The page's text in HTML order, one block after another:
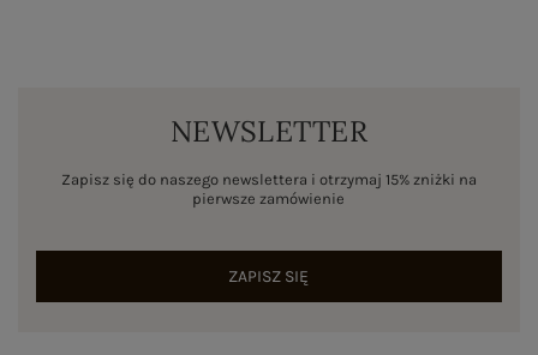
NEWSLETTER
Zapisz się do naszego newslettera i otrzymaj 15% zniżki na
pierwsze zamówienie
ZAPISZ SIĘ